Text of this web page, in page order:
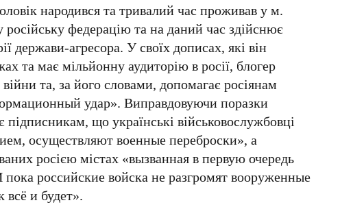
народився та тривалий час проживав у м.
федерацію та на даний час здійснює
держави-агресора. У своїх дописах, які він
та має мільйонну аудиторію в росії, блогер
та, за його словами, допомагає росіянам
удар». Виправдовуючи поразки
підписникам, що українські військовослужбовці
осуществляют военные переброски», а
росією містах «вызванная в первую очередь
российские войска не разгромят вооруженные
и будет».